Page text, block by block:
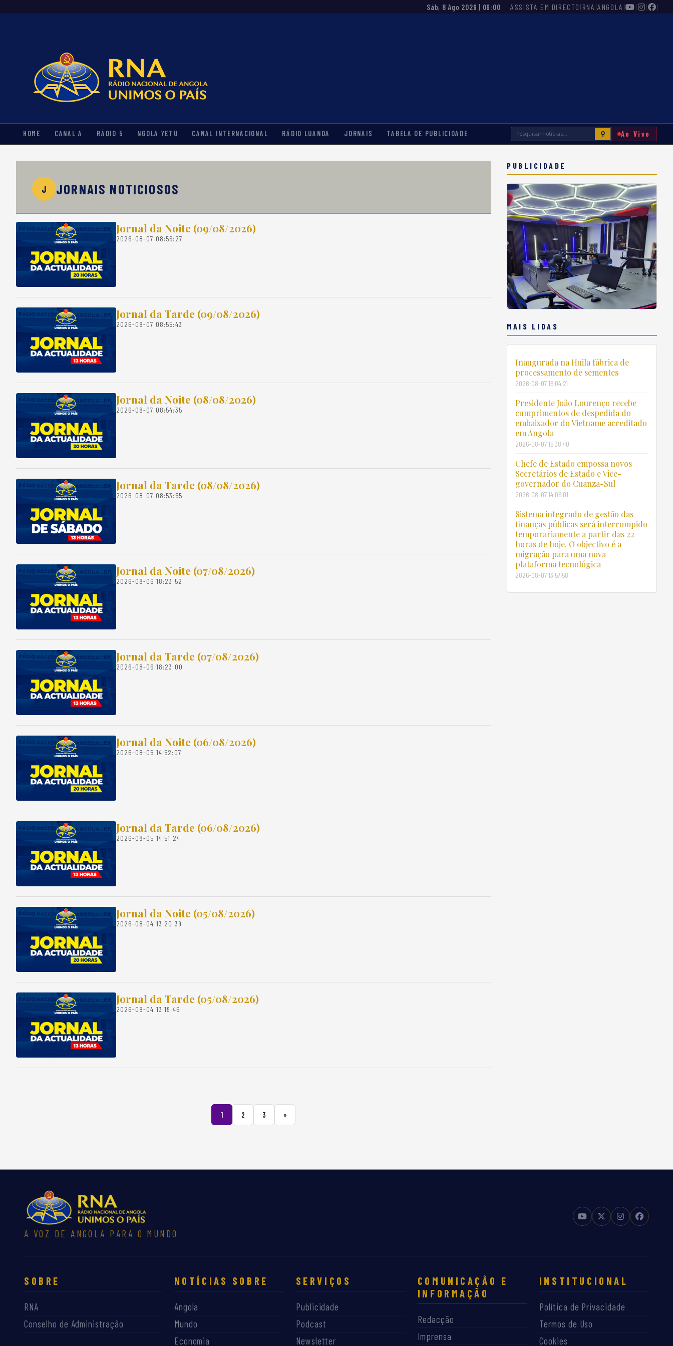
Sáb, 8 Ago 2026 | 06:00 ASSISTA EM DIRECTO | RNA |ANGOLA | | | |
HOME CANAL A RÁDIO 5 NGOLA YETU CANAL INTERNACIONAL RÁDIO LUANDA JORNAIS TABELA DE PUBLICIDADE ⚲ Ao Vivo
J JORNAIS NOTICIOSOS
Jornal da Noite (09/08/2026)
2026-08-07 08:56:27
Jornal da Tarde (09/08/2026)
2026-08-07 08:55:43
Jornal da Noite (08/08/2026)
2026-08-07 08:54:35
Jornal da Tarde (08/08/2026)
2026-08-07 08:53:55
Jornal da Noite (07/08/2026)
2026-08-06 18:23:52
Jornal da Tarde (07/08/2026)
2026-08-06 18:23:00
Jornal da Noite (06/08/2026)
2026-08-05 14:52:07
Jornal da Tarde (06/08/2026)
2026-08-05 14:51:24
Jornal da Noite (05/08/2026)
2026-08-04 13:20:39
Jornal da Tarde (05/08/2026)
2026-08-04 13:19:46
1 2 3 »
PUBLICIDADE
MAIS LIDAS
Inaugurada na Huila fábrica de
processamento de sementes
2026-08-07 16:04:21
Presidente João Lourenço recebe
cumprimentos de despedida do
embaixador do Vietname acreditado
em Angola
2026-08-07 15:38:40
Chefe de Estado empossa novos
Secretários de Estado e Vice-
governador do Cuanza-Sul
2026-08-07 14:06:01
Sistema integrado de gestão das
finanças públicas será interrompido
temporariamente a partir das 22
horas de hoje. O objectivo é a
migração para uma nova
plataforma tecnológica
2026-08-07 13:57:58
A VOZ DE ANGOLA PARA O MUNDO
SOBRE
RNA
Conselho de Administração
NOTÍCIAS SOBRE
Angola
Mundo
Economia
SERVIÇOS
Publicidade
Podcast
Newsletter
COMUNICAÇÃO E
INFORMAÇÃO
Redacção
Imprensa
INSTITUCIONAL
Política de Privacidade
Termos de Uso
Cookies